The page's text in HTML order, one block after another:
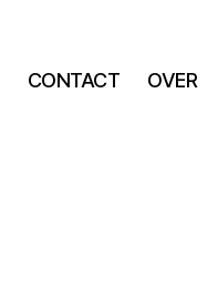
CONTACT OVER